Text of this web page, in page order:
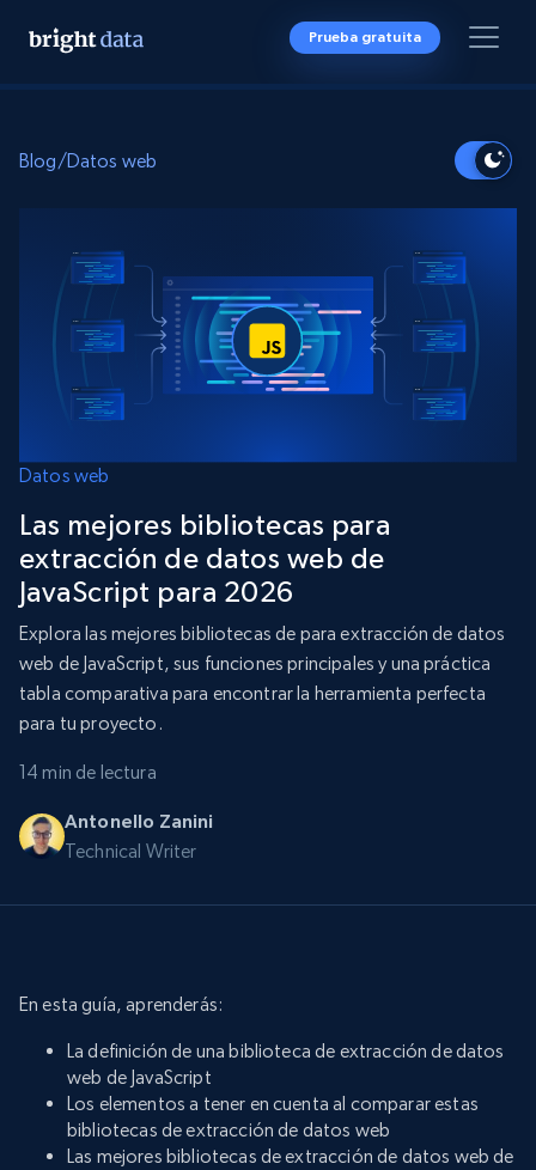
Prueba gratuita
Blog/Datos web
Datos web
Las mejores bibliotecas para
extracción de datos web de
JavaScript para 2026
Explora las mejores bibliotecas de para extracción de datos
web de JavaScript, sus funciones principales y una práctica
tabla comparativa para encontrar la herramienta perfecta
para tu proyecto.
14 min de lectura
Antonello Zanini
Technical Writer
En esta guía, aprenderás:
La definición de una biblioteca de extracción de datos
web de JavaScript
Los elementos a tener en cuenta al comparar estas
bibliotecas de extracción de datos web
Las mejores bibliotecas de extracción de datos web de